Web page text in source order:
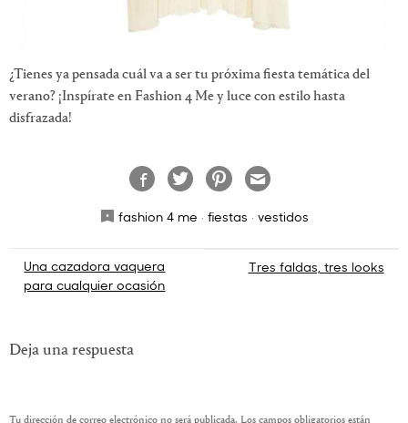
¿Tienes ya pensada cuál va a ser tu próxima fiesta temática del
verano? ¡Inspírate en Fashion 4 Me y luce con estilo hasta
disfrazada!
fashion 4 me · fiestas · vestidos
Navegación
de
Una cazadora vaquera
para cualquier ocasión
Tres faldas, tres looks
Deja una respuesta
Tu dirección de correo electrónico no será publicada. Los campos obligatorios están